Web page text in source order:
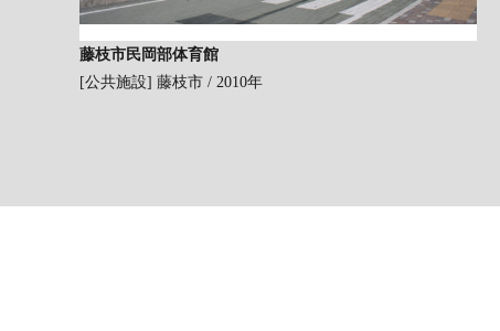
藤枝市民岡部体育館
[公共施設] 藤枝市 / 2010年